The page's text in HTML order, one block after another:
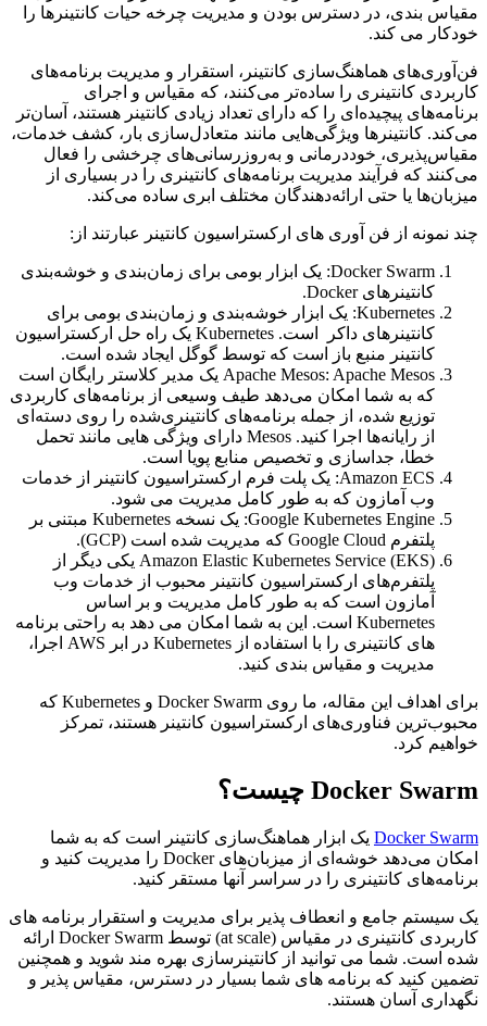
مقیاس بندی، در دسترس بودن و مدیریت چرخه حیات کانتینرها را
خودکار می کند.
فن‌آوری‌های هماهنگ‌سازی کانتینر، استقرار و مدیریت برنامه‌های
کاربردی کانتینری را ساده‌تر می‌کنند، که مقیاس و اجرای
برنامه‌های پیچیده‌ای را که دارای تعداد زیادی کانتینر هستند، آسان‌تر
می‌کند. کانتینرها ویژگی‌هایی مانند متعادل‌سازی بار، کشف خدمات،
مقیاس‌پذیری، خوددرمانی و به‌روزرسانی‌های چرخشی را فعال
می‌کنند که فرآیند مدیریت برنامه‌های کانتینری را در بسیاری از
میزبان‌ها یا حتی ارائه‌دهندگان مختلف ابری ساده می‌کند.
چند نمونه از فن آوری های ارکستراسیون کانتینر عبارتند از:
Docker Swarm: یک ابزار بومی برای زمان‌بندی و خوشه‌بندی
کانتینرهای Docker.
Kubernetes: یک ابزار خوشه‌بندی و زمان‌بندی بومی برای
کانتینرهای داکر است. Kubernetes یک راه حل ارکستراسیون
کانتینر منبع باز است که توسط گوگل ایجاد شده است.
Apache Mesos: Apache Mesos یک مدیر کلاستر رایگان است
که به شما امکان می‌دهد طیف وسیعی از برنامه‌های کاربردی
توزیع شده، از جمله برنامه‌های کانتینری‌شده را روی دسته‌ای
از رایانه‌ها اجرا کنید. Mesos دارای ویژگی هایی مانند تحمل
خطا، جداسازی و تخصیص منابع پویا است.
Amazon ECS: یک پلت فرم ارکستراسیون کانتینر از خدمات
وب آمازون که به طور کامل مدیریت می شود.
Google Kubernetes Engine: یک نسخه Kubernetes مبتنی بر
پلتفرم Google Cloud که مدیریت شده است (GCP).
Amazon Elastic Kubernetes Service (EKS) یکی دیگر از
پلتفرم‌های ارکستراسیون کانتینر محبوب از خدمات وب
آمازون است که به طور کامل مدیریت و بر اساس
Kubernetes است. این به شما امکان می دهد به راحتی برنامه
های کانتینری را با استفاده از Kubernetes در ابر AWS اجرا،
مدیریت و مقیاس بندی کنید.
برای اهداف این مقاله، ما روی Docker Swarm و Kubernetes که
محبوب‌ترین فناوری‌های ارکستراسیون کانتینر هستند، تمرکز
خواهیم کرد.
Docker Swarm چیست؟
Docker Swarm یک ابزار هماهنگ‌سازی کانتینر است که به شما
امکان می‌دهد خوشه‌ای از میزبان‌های Docker را مدیریت کنید و
برنامه‌های کانتینری را در سراسر آنها مستقر کنید.
یک سیستم جامع و انعطاف پذیر برای مدیریت و استقرار برنامه های
کاربردی کانتینری در مقیاس (at scale) توسط Docker Swarm ارائه
شده است. شما می توانید از کانتینرسازی بهره مند شوید و همچنین
تضمین کنید که برنامه های شما بسیار در دسترس، مقیاس پذیر و
نگهداری آسان هستند.